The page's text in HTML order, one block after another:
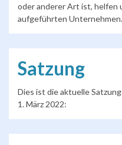
oder anderer Art ist, helfen
aufgeführten
Satzung
Dies ist die aktuelle
1. März 2022: